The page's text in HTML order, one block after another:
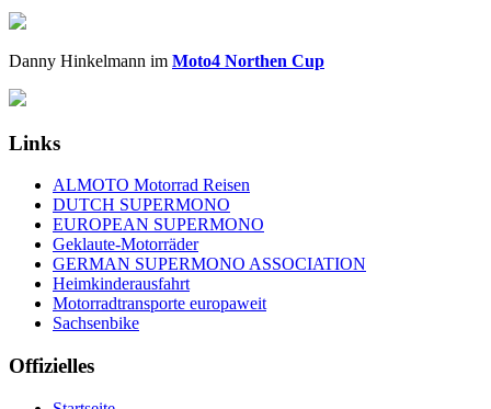
Danny Hinkelmann im Moto4 Northen Cup
Links
ALMOTO Motorrad Reisen
DUTCH SUPERMONO
EUROPEAN SUPERMONO
Geklaute-Motorräder
GERMAN SUPERMONO ASSOCIATION
Heimkinderausfahrt
Motorradtransporte europaweit
Sachsenbike
Offizielles